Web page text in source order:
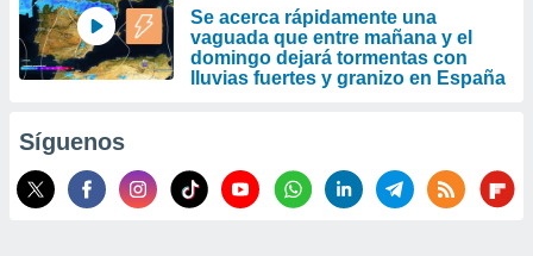
Se acerca rápidamente una
vaguada que entre mañana y el
domingo dejará tormentas con
lluvias fuertes y granizo en España
Síguenos